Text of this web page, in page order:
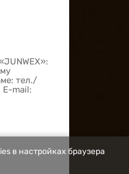
тел./
E-mail:
в настройках браузера